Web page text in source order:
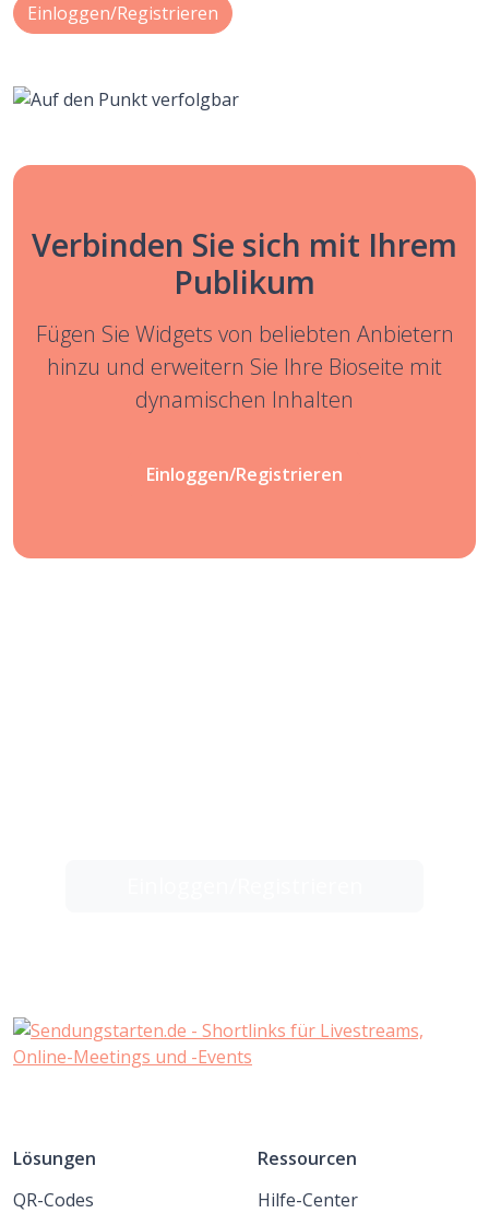
Einloggen/Registrieren
Verbinden Sie sich mit Ihrem
Publikum
Fügen Sie Widgets von beliebten Anbietern
hinzu und erweitern Sie Ihre Bioseite mit
dynamischen Inhalten
Einloggen/Registrieren
Lösungen
QR-Codes
Ressourcen
Hilfe-Center